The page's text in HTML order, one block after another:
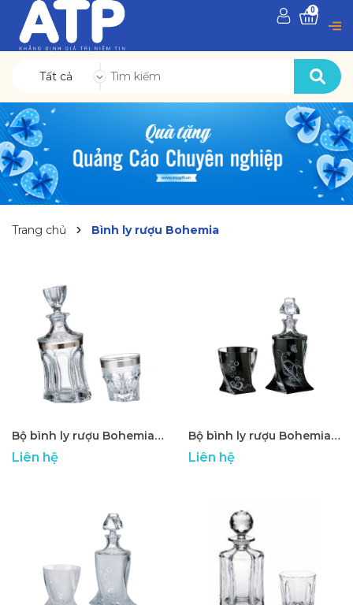
Tất cả
0
Trang chủ Bình ly rượu Bohemia
Bộ bình ly rượu Bohemia cao cấp ATP - 01
Liên hệ
Bộ bình ly rượu Bohemia cao cấp ATP - 02
Liên hệ